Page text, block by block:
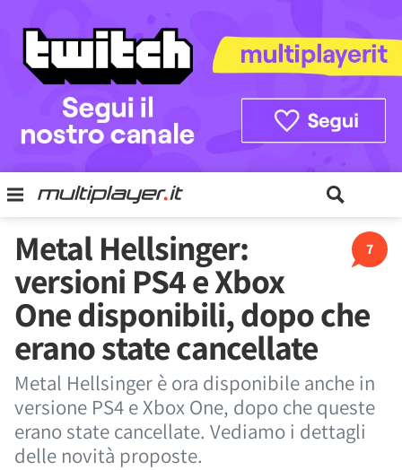
7
Metal Hellsinger:
versioni PS4 e Xbox
One disponibili, dopo che
erano state cancellate
Metal Hellsinger è ora disponibile anche in
versione PS4 e Xbox One, dopo che queste
erano state cancellate. Vediamo i dettagli
delle novità proposte.